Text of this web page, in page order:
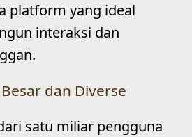
platform yang ideal
interaksi dan
dan Diverse
satu miliar pengguna